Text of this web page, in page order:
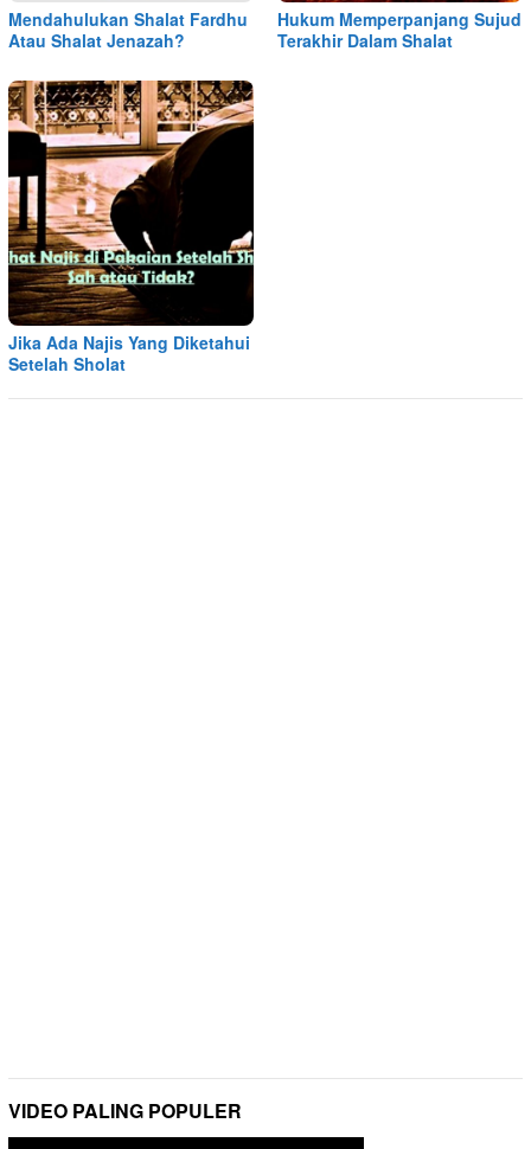
Mendahulukan Shalat Fardhu
Atau Shalat Jenazah?
Hukum Memperpanjang Sujud
Terakhir Dalam Shalat
Jika Ada Najis Yang Diketahui
Setelah Sholat
VIDEO PALING POPULER